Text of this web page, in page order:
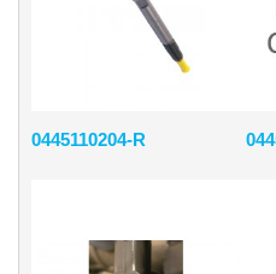
0445110204-R